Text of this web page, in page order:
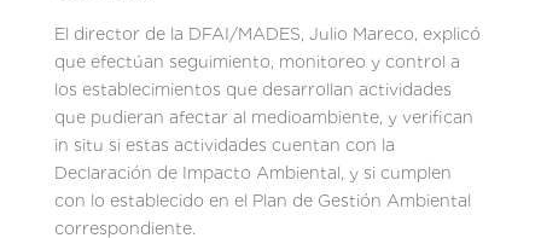
El director de la DFAI/MADES, Julio Mareco, explicó
que efectúan seguimiento, monitoreo y control a
los establecimientos que desarrollan actividades
que pudieran afectar al medioambiente, y verifican
in situ si estas actividades cuentan con la
Declaración de Impacto Ambiental, y si cumplen
con lo establecido en el Plan de Gestión Ambiental
correspondiente.